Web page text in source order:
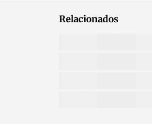
Relacionados